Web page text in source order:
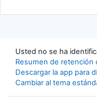
Profesor:
Profesor: Leire
Profesor:
Profesor:
Usted no se ha
Resumen de retención
Descargar la app para
Cambiar al tema